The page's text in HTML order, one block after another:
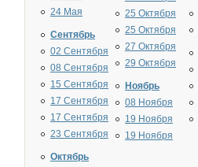
24 Мая
Сентябрь
02 Сентября
08 Сентября
15 Сентября
17 Сентября
17 Сентября
23 Сентября
Октябрь
25 Октября
25 Октября
27 Октября
29 Октября
Ноябрь
08 Ноября
19 Ноября
19 Ноября